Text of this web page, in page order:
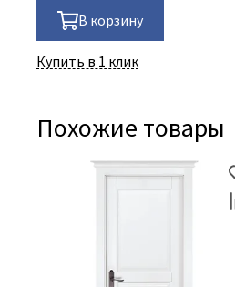
В корзину
Купить в 1 клик
Похожие товары